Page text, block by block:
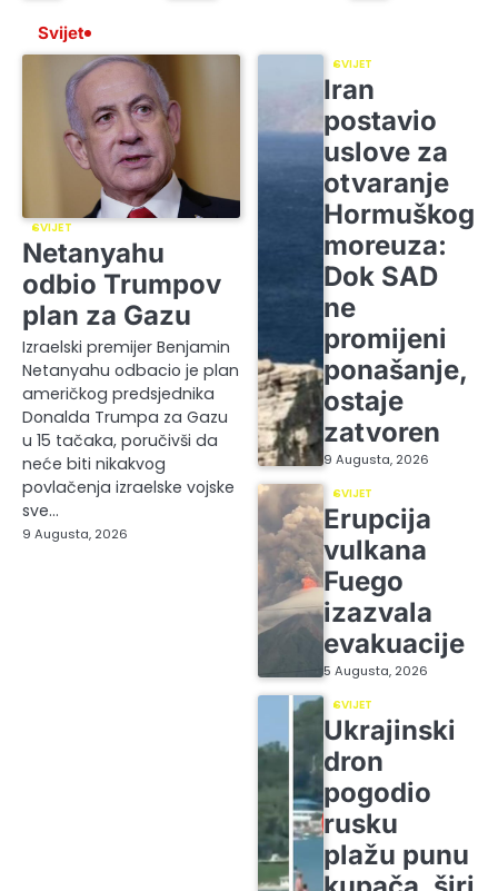
Svijet
SVIJET
Netanyahu
odbio Trumpov
plan za Gazu
Izraelski premijer Benjamin
Netanyahu odbacio je plan
američkog predsjednika
Donalda Trumpa za Gazu
u 15 tačaka, poručivši da
neće biti nikakvog
povlačenja izraelske vojske
sve…
9 Augusta, 2026
SVIJET
Iran
postavio
uslove za
otvaranje
Hormuškog
moreuza:
Dok SAD
ne
promijeni
ponašanje,
ostaje
zatvoren
9 Augusta, 2026
SVIJET
Erupcija
vulkana
Fuego
izazvala
evakuacije
5 Augusta, 2026
SVIJET
Ukrajinski
dron
pogodio
rusku
plažu punu